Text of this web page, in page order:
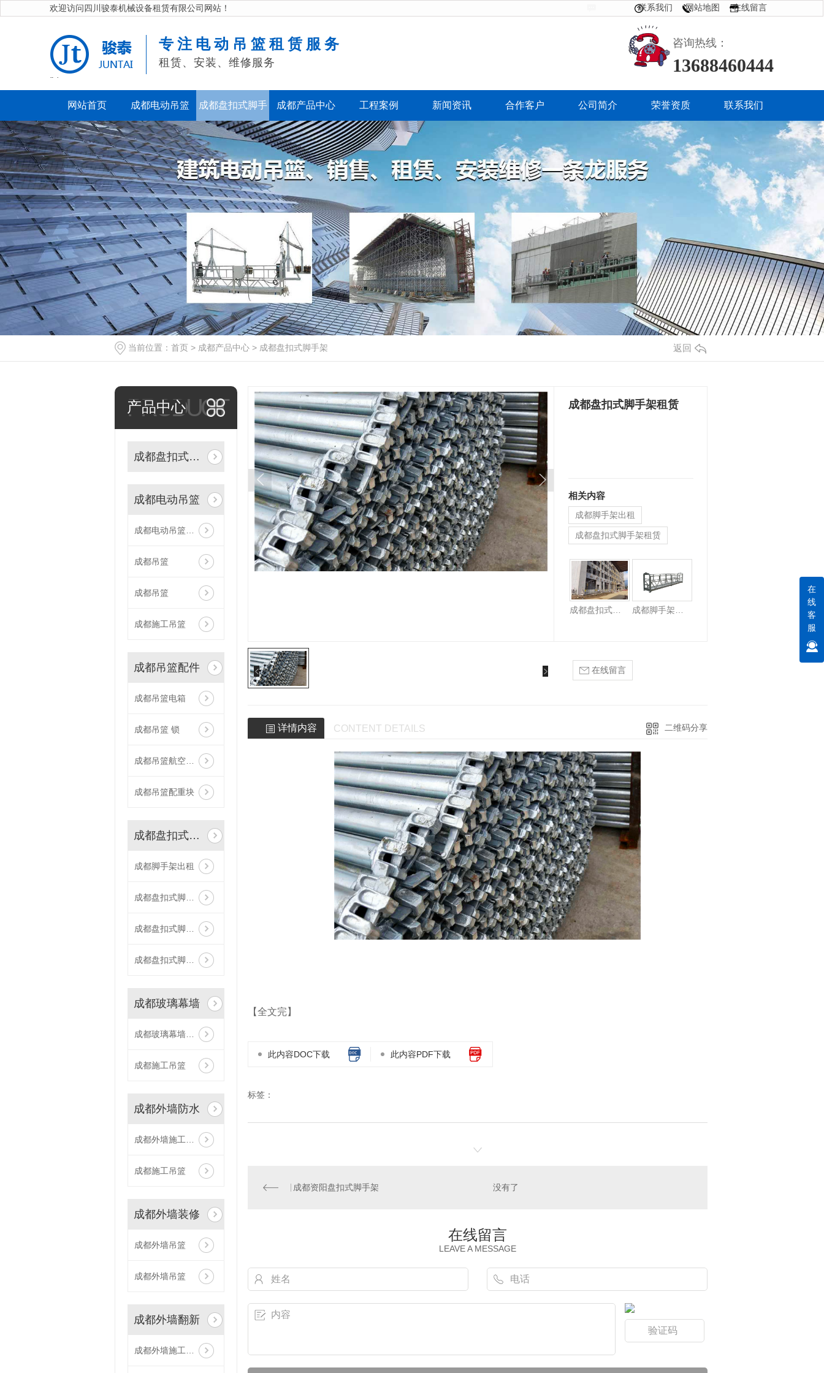
欢迎访问四川骏泰机械设备租赁有限公司网站！ 在线留言
网站地图
联系我们
" />
专注电动吊篮租赁服务
租赁、安装、维修服务
咨询热线：
13688460444
网站首页 成都电动吊篮 成都盘扣式脚手
架
成都产品中心 工程案例 新闻资讯 合作客户 公司简介 荣誉资质 联系我们
当前位置： 首页 > 成都产品中心 > 成都盘扣式脚手架 返回
PRODUCT
产品中心
成都盘扣式脚手架
成都电动吊篮
成都电动吊篮设备
成都吊篮
成都吊篮
成都施工吊篮
成都吊篮配件
成都吊篮电箱
成都吊篮 锁
成都吊篮航空钢丝绳
成都吊篮配重块
成都盘扣式脚手架
成都脚手架出租
成都盘扣式脚手架租赁
成都盘扣式脚手架租赁
成都盘扣式脚手架出租
成都玻璃幕墙
成都玻璃幕墙吊篮
成都施工吊篮
成都外墙防水
成都外墙施工吊篮
成都施工吊篮
成都外墙装修
成都外墙吊篮
成都外墙吊篮
成都外墙翻新
成都外墙施工吊篮
成都盘扣式脚手架租赁
相关内容
成都脚手架出租
成都盘扣式脚手架租赁
成都盘扣式脚手架租赁
在线留言
详情内容 CONTENT DETAILS 二维码分享
【全文完】
此内容DOC下载 此内容PDF下载
标签：
成都资阳盘扣式脚手架 没有了
在线留言
LEAVE A MESSAGE
在
线
客
服